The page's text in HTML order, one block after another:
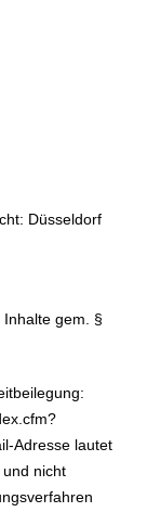
Düsseldorf
gem. §
Adresse lautet
nicht